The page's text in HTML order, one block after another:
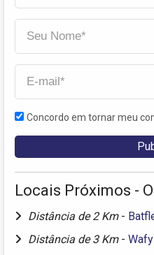
Concordo em tornar meu
Locais Próximos -
Distância de 2 Km -
Distância de 3 Km -